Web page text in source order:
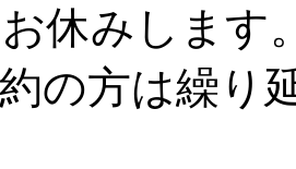
休みします
方は繰り